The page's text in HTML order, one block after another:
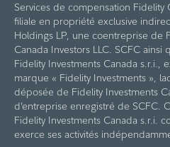
Services de compensation Fidelity
filiale en propriété exclusive
Holdings LP, une coentreprise de
Canada Investors LLC. SCFC ainsi
Fidelity Investments Canada s.r.i.,
marque « Fidelity Investments »,
déposée de Fidelity Investments
d’entreprise enregistré de SCFC.
Fidelity Investments Canada s.r.i.
exerce ses activités